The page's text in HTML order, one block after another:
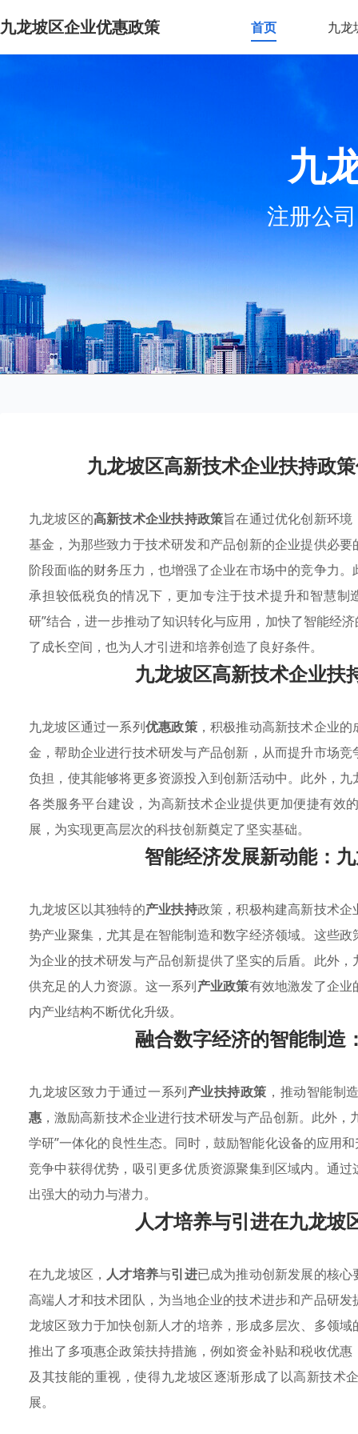
九龙坡区企业优惠政策 首页 九龙
九
注册公
九龙坡区高新技术企业扶持政
九龙坡区的高新技术企业扶持政策旨在通过优化创新环
基金，为那些致力于技术研发和产品创新的企业提供必
阶段面临的财务压力，也增强了企业在市场中的竞争力
承担较低税负的情况下，更加专注于技术提升和智慧
研”结合，进一步推动了知识转化与应用，加快了智能经
了成长空间，也为人才引进和培养创造了良好条件。
九龙坡区高新技术企业扶
九龙坡区通过一系列优惠政策，积极推动高新技术企业
金，帮助企业进行技术研发与产品创新，从而提升市场
负担，使其能够将更多资源投入到创新活动中。此外，九
各类服务平台建设，为高新技术企业提供更加便捷有效
展，为实现更高层次的科技创新奠定了坚实基础。
智能经济发展新动能：
九龙坡区以其独特的产业扶持政策，积极构建高新技术
势产业聚集，尤其是在智能制造和数字经济领域。这些
为企业的技术研发与产品创新提供了坚实的后盾。此外
供充足的人力资源。这一系列产业政策有效地激发了企
内产业结构不断优化升级。
融合数字经济的智能制造
九龙坡区致力于通过一系列产业扶持政策 ，推动智能制
惠 ，激励高新技术企业进行技术研发与产品创新。此外
学研”一体化的良性生态。同时，鼓励智能化设备的应用
竞争中获得优势，吸引更多优质资源聚集到区域内。通
出强大的动力与潜力。
人才培养与引进在九龙坡
在九龙坡区， 人才培养与引进已成为推动创新发展的核
高端人才和技术团队，为当地企业的技术进步和产品研
龙坡区致力于加快创新人才的培养，形成多层次、多领
推出了多项惠企政策扶持措施，例如资金补贴和税收优
及其技能的重视，使得九龙坡区逐渐形成了以高新技术
展。